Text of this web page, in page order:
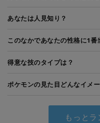
あなたは人見知り？
このなかであなたの性格に1番
得意な技のタイプは？
ポケモンの見た目どんなイメ
もっと